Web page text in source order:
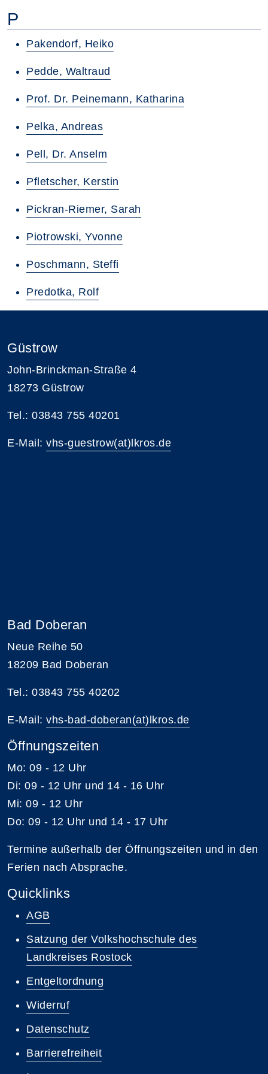
P
Pakendorf, Heiko
Pedde, Waltraud
Prof. Dr. Peinemann, Katharina
Pelka, Andreas
Pell, Dr. Anselm
Pfletscher, Kerstin
Pickran-Riemer, Sarah
Piotrowski, Yvonne
Poschmann, Steffi
Predotka, Rolf
Güstrow
John-Brinckman-Straße 4
18273 Güstrow
Tel.: 03843 755 40201
E-Mail: vhs-guestrow(at)lkros.de
Bad Doberan
Neue Reihe 50
18209 Bad Doberan
Tel.: 03843 755 40202
E-Mail: vhs-bad-doberan(at)lkros.de
Öffnungszeiten
Mo: 09 - 12 Uhr
Di: 09 - 12 Uhr und 14 - 16 Uhr
Mi: 09 - 12 Uhr
Do: 09 - 12 Uhr und 14 - 17 Uhr
Termine außerhalb der Öffnungszeiten und in den
Ferien nach Absprache.
Quicklinks
AGB
Satzung der Volkshochschule des
Landkreises Rostock
Entgeltordnung
Widerruf
Datenschutz
Barrierefreiheit